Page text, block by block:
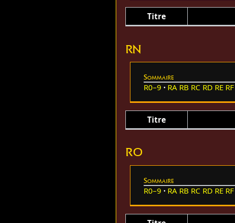
Titre
RN
Sommaire
R0–9 RA RB RC RD RE RF
Titre
RO
Sommaire
R0–9 RA RB RC RD RE RF